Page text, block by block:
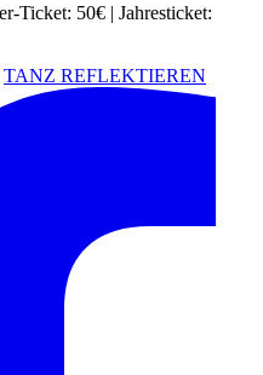
Ticket: 50€ | Jahresticket:
TANZ REFLEKTIEREN